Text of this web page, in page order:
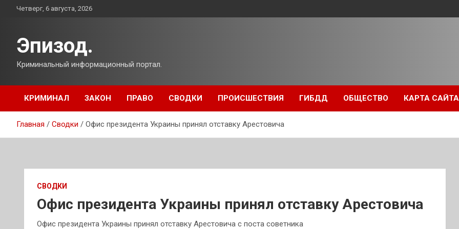
ПерейтиЧетверг, 6 августа, 2026
Эпизод.
Криминальный информационный портал.
КРИМИНАЛ ЗАКОН ПРАВО СВОДКИ ПРОИСШЕСТВИЯ ГИБДД ОБЩЕСТВО КАРТА САЙТА
Главная Сводки Офис президента Украины принял отставку Арестовича
СВОДКИ
Офис президента Украины принял отставку Арестовича
Офис президента Украины принял отставку Арестовича с поста советника